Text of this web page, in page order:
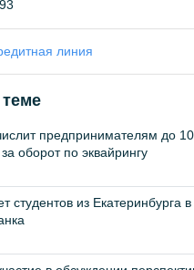
линия
предпринимателям до
оборот по эквайрингу
студентов из Екатеринбурга в